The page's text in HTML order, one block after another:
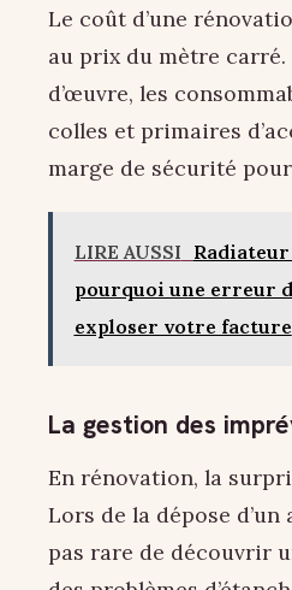
Le coût d’une
au prix du mètre
d’œuvre, les
colles et primaires
marge de sécurité
LIRE AUSSI
pourquoi une erreur
exploser votre facture
La gestion des
En rénovation, la
Lors de la dépose d’un
pas rare de découvrir